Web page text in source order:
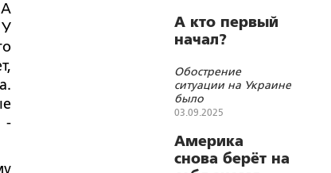
У
-
А кто первый
начал?
Обострение
ситуации на Украине
было
запланировано США
СВО
03.09.2025
Америка
снова берёт на